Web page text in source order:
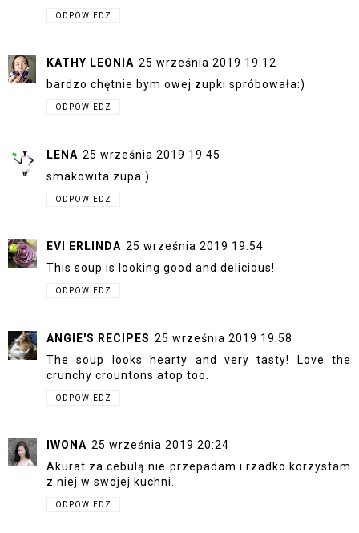
ODPOWIEDZ
KATHY LEONIA 25 września 2019 19:12
bardzo chętnie bym owej zupki spróbowała:)
ODPOWIEDZ
LENA 25 września 2019 19:45
smakowita zupa:)
ODPOWIEDZ
EVI ERLINDA 25 września 2019 19:54
This soup is looking good and delicious!
ODPOWIEDZ
ANGIE'S RECIPES 25 września 2019 19:58
The soup looks hearty and very tasty! Love the
crunchy crountons atop too.
ODPOWIEDZ
IWONA 25 września 2019 20:24
Akurat za cebulą nie przepadam i rzadko korzystam
z niej w swojej kuchni.
ODPOWIEDZ